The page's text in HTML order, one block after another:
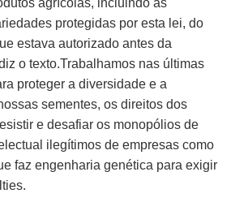
protegidas por esta lei, do
estava autorizado antes da
o texto.Trabalhamos nas últimas
proteger a diversidade e a
sementes, os direitos dos
e desafiar os monopólios de
ilegítimos de empresas como
faz engenharia genética para exigir